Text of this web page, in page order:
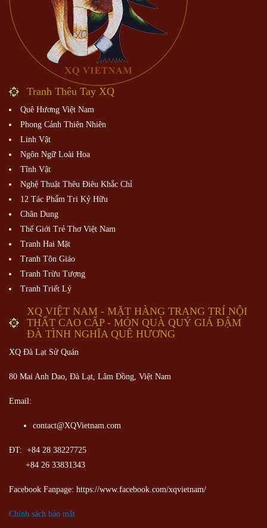
Tranh Thêu Tay XQ
Quê Hương Việt Nam
Phong Cảnh Thiên Nhiên
Linh Vật
Ngôn Ngữ Loài Hoa
Tĩnh Vật
Nghệ Thuật Thêu Điêu Khắc Chỉ
12 Tác Phẩm Tri Kỷ Hữu
Chân Dung
Thế Giới Trẻ Thơ Việt Nam
Tranh Hai Mặt
Tranh Tôn Giáo
Tranh Trừu Tượng
Tranh Triết Lý
XQ VIỆT NAM - MẶT HÀNG TRANG TRÍ NỘI
THẤT CAO CẤP - MÓN QUÀ QUÝ GIÁ ĐẬM
ĐÀ TÌNH NGHĨA QUÊ HƯƠNG
XQ Đà Lạt Sử Quán
80 Mai Anh Dao, Đà Lạt, Lâm Đồng, Việt Nam
Email:
contact@XQVietnam.com
ĐT: +84 28 38227725
+84 26 33831343
Facebook Fanpage: https://www.facebook.com/xqvietnam/
Chính sách bảo mật